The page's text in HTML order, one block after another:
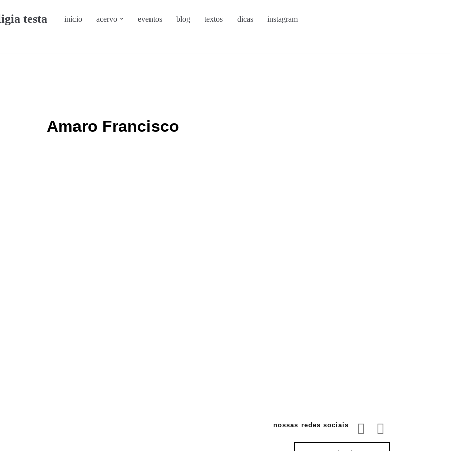
testa início acervo eventos blog textos dicas instagram
Amaro Francisco
nossas redes sociais